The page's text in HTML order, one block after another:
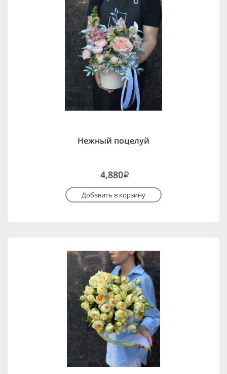
Нежный поцелуй
4,880i
Добавить в корзину